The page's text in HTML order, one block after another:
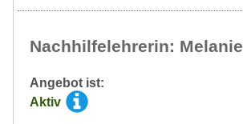
Nachhilfelehrerin: Melanie
Angebot ist:
Aktiv